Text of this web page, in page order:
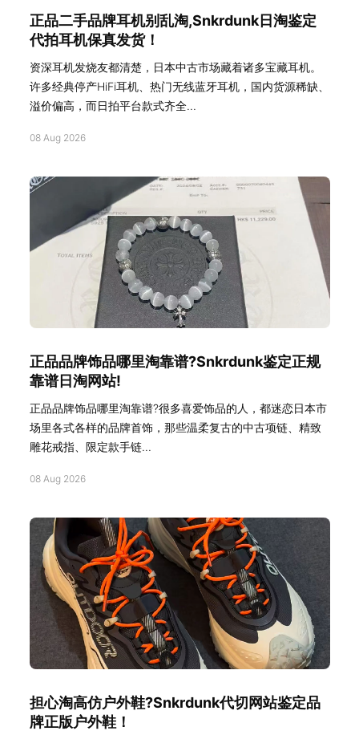
正品二手品牌耳机别乱淘,Snkrdunk日淘鉴定
代拍耳机保真发货！
资深耳机发烧友都清楚，日本中古市场藏着诸多宝藏耳机。
许多经典停产HiFi耳机、热门无线蓝牙耳机，国内货源稀缺、
溢价偏高，而日拍平台款式齐全...
08 Aug 2026
正品品牌饰品哪里淘靠谱?Snkrdunk鉴定正规
靠谱日淘网站!
正品品牌饰品哪里淘靠谱?很多喜爱饰品的人，都迷恋日本市
场里各式各样的品牌首饰，那些温柔复古的中古项链、精致
雕花戒指、限定款手链...
08 Aug 2026
担心淘高仿户外鞋?Snkrdunk代切网站鉴定品
牌正版户外鞋！